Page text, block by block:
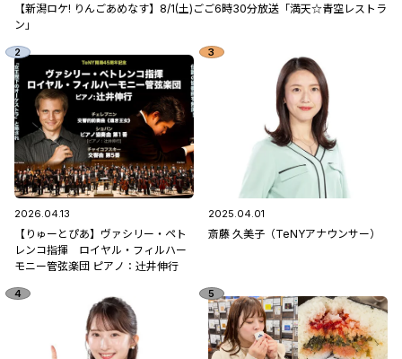
【新潟ロケ! りんごあめなす】8/1(土)ごご6時30分放送「満天☆青空レストラ
ン」
2026.04.13
【りゅーとぴあ】ヴァシリー・ペト
レンコ指揮 ロイヤル・フィルハー
モニー管弦楽団 ピアノ：辻󠄀井伸行
2025.04.01
斎藤 久美子（TeNYアナウンサー）